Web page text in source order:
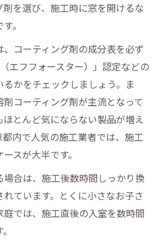
を選び、施工時に窓を開けるな
。
コーティング剤の成分表を必ず
フフォースター）」認定などの
かをチェックしましょう。ま
コーティング剤が主流となって
とんど気にならない製品が増え
内で人気の施工業者では、施工
スが大半です。
合は、施工後数時間しっかり換
ています。とくに小さなお子さ
庭では、施工直後の入室を数時間